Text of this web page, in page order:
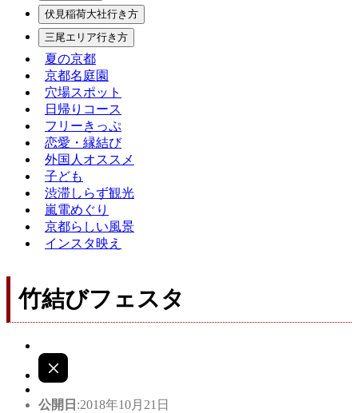
伏見稲荷大社行き方
三尾エリア行き方
夏の京都
京都名庭園
穴場スポット
日帰りコース
フリーきっぷ
恋愛・縁結び
外国人オススメ
子ども
渋滞しらず観光
嵐電めぐり
京都らしい風景
インスタ映え
竹結びフェスタ
公開日 :2018年10月21日